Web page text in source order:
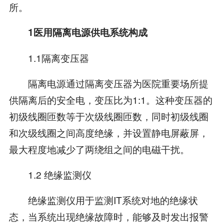
所。
1医用隔离电源供电系统构成
1.1隔离变压器
隔离电源通过隔离变压器为医院重要场所提
供隔离后的安全电，变压比为1:1。这种变压器的
初级线圈匝数等于次级线圈匝数，同时初级线圈
和次级线圈之间高度绝缘，并设置静电屏蔽屏，
最大程度地减少了两绕组之间的电磁干扰。
1.2 绝缘监测仪
绝缘监测仪用于监测IT系统对地的绝缘状
态，当系统出现绝缘故障时，能够及时发出报警